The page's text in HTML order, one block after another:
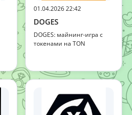
01.04.2026 22:42
DOGES
DOGES: майнинг-игра с
токенами на TON